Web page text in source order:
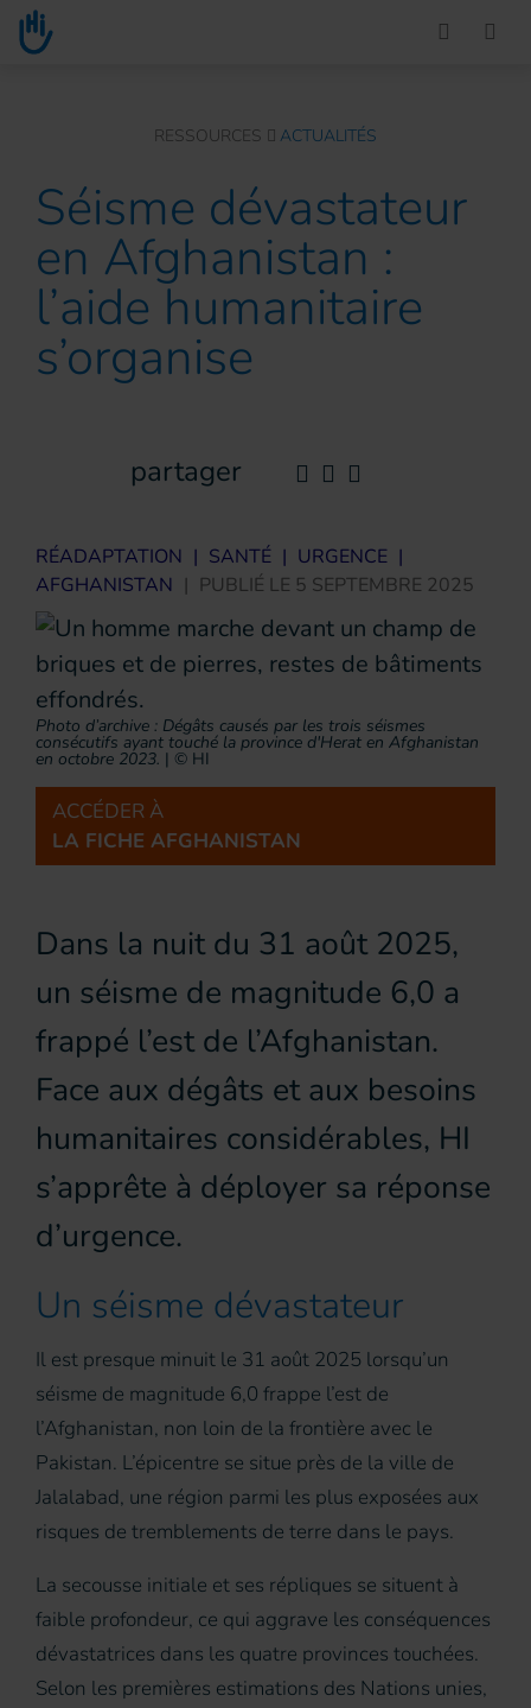
Go to main content
You are here :RESSOURCES ACTUALITÉS
Séisme dévastateur
en Afghanistan :
l’aide humanitaire
s’organise
partager
RÉADAPTATION | SANTÉ | URGENCE |
AFGHANISTAN | PUBLIÉ LE 5 SEPTEMBRE 2025
Photo d’archive : Dégâts causés par les trois séismes
consécutifs ayant touché la province d'Herat en Afghanistan
en octobre 2023. | © HI
ACCÉDER À
LA FICHE AFGHANISTAN
Dans la nuit du 31 août 2025,
un séisme de magnitude 6,0 a
frappé l’est de l’Afghanistan.
Face aux dégâts et aux besoins
humanitaires considérables, HI
s’apprête à déployer sa réponse
d’urgence.
Un séisme dévastateur
Il est presque minuit le 31 août 2025 lorsqu’un
séisme de magnitude 6,0 frappe l’est de
l’Afghanistan, non loin de la frontière avec le
Pakistan. L’épicentre se situe près de la ville de
Jalalabad, une région parmi les plus exposées aux
risques de tremblements de terre dans le pays.
La secousse initiale et ses répliques se situent à
faible profondeur, ce qui aggrave les conséquences
dévastatrices dans les quatre provinces touchées.
Selon les premières estimations des Nations unies,